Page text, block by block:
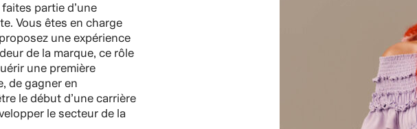
partie d’une
Vous êtes en charge
une expérience
de la marque, ce rôle
une première
de gagner en
le début d’une carrière
le secteur de la